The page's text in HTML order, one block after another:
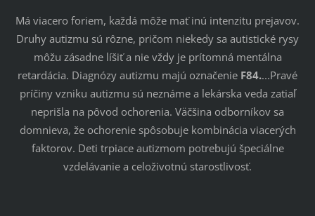
Má viacero foriem, každá môže mať inú intenzitu prejavov.
Druhy autizmu sú rôzne, pričom niekedy sa autistické rysy
môžu zásadne líšiť a nie vždy je prítomná mentálna
retardácia. Diagnózy autizmu majú označenie F84....Pravé
príčiny vzniku autizmu sú neznáme a lekárska veda zatiaľ
neprišla na pôvod ochorenia. Väčšina odborníkov sa
domnieva, že ochorenie spôsobuje kombinácia viacerých
faktorov. Deti trpiace autizmom potrebujú špeciálne
vzdelávanie a celoživotnú starostlivosť.